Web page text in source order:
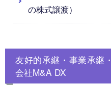
の株式譲渡）
友好的承継・事業承継
会社M&A DX